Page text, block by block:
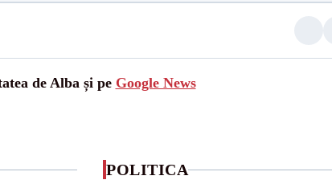
de Alba și pe Google News
POLITICA